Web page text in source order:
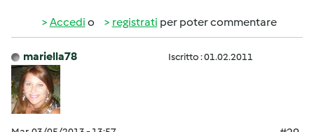
Accedi o registrati per poter commentare
mariella78 Iscritto : 01.02.2011